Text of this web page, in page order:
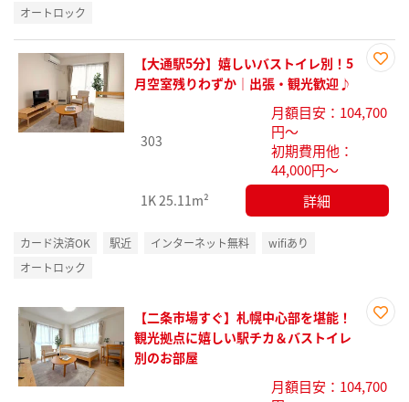
オートロック
り登
【大通駅5分】嬉しいバストイレ別！5
月空室残りわずか｜出張・観光歓迎♪
303
月額目安：104,700
円～
初期費用他：
44,000円～
1K25.11m² 詳細
カード決済OK 駅近 インターネット無料
wifiあり
オートロック
録
【二条市場すぐ】札幌中心部を堪能！
観光拠点に嬉しい駅チカ＆バストイレ
別のお部屋
月額目安：104,700